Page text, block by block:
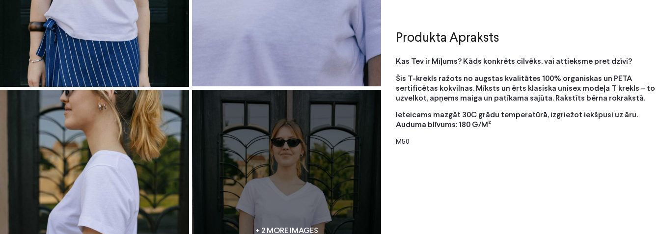
+ 2 MORE IMAGES
Produkta Apraksts
Kas Tev ir Mīļums? Kāds konkrēts cilvēks, vai attieksme pret dzīvi?
Šis T-krekls ražots no augstas kvalitātes 100% organiskas un PETA
sertificētas kokvilnas. Mīksts un ērts klasiska unisex modeļa T krekls – to
uzvelkot, apņems maiga un patīkama sajūta. Rakstīts bērna rokrakstā.
Ieteicams mazgāt 30C grādu temperatūrā, izgriežot iekšpusi uz āru.
Auduma blīvums: 180 G/M²
M50